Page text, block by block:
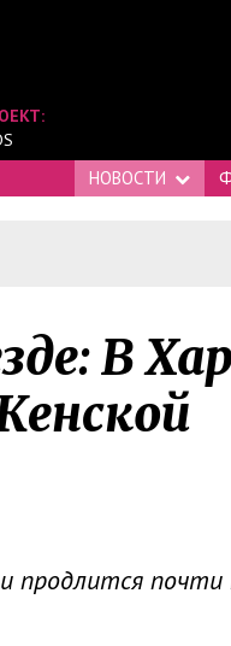
НОВОСТИ
В
продлится почти